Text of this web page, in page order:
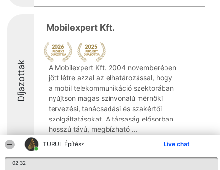
TURUL Építész Live chat
02:32
Díjazottak
Mobilexpert Kft.
A Mobilexpert Kft. 2004 novemberében
jött létre azzal az elhatározással, hogy
a mobil telekommunikáció szektorában
nyújtson magas színvonalú mérnöki
tervezési, tanácsadási és szakértői
szolgáltatásokat. A társaság elősorban
hosszú távú, megbízható ...
8.2